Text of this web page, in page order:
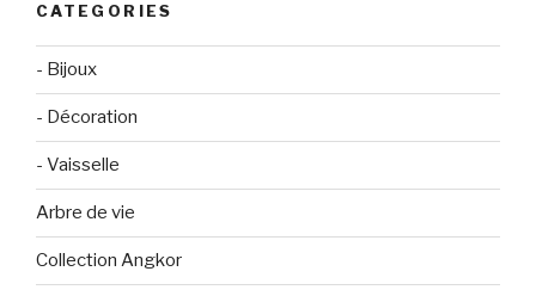
CATEGORIES
- Bijoux
- Décoration
- Vaisselle
Arbre de vie
Collection Angkor